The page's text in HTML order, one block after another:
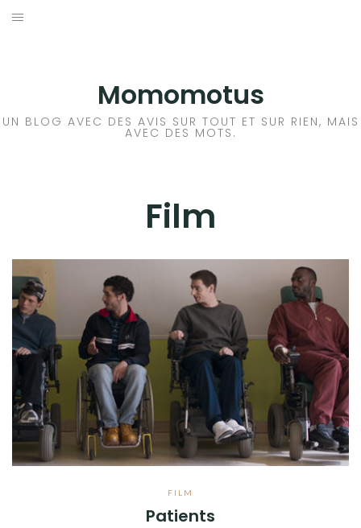
Aller
Momomotus
UN BLOG AVEC DES AVIS SUR TOUT ET SUR RIEN, MAIS
AVEC DES MOTS.
Film
FILM
Patients
FILM
A PROPOS